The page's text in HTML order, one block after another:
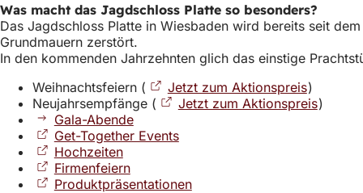
Was macht das Jagdschloss Platte so besonders?
Das Jagdschloss Platte in Wiesbaden wird bereits seit
Grundmauern zerstört.
In den kommenden Jahrzehnten glich das einstige
Weihnachtsfeiern (
Jetzt zum Aktionspreis(Öffnet
in
)
Neujahrsempfänge (
Jetzt zum Aktionspreis(Öffnet
)
Gala-Abende
Get-Together Events(Öffnet
neuen
Hochzeiten(Öffnet
in
einem
Firmenfeiern(Öffnet
in
Produktpräsentationen(Öffnet